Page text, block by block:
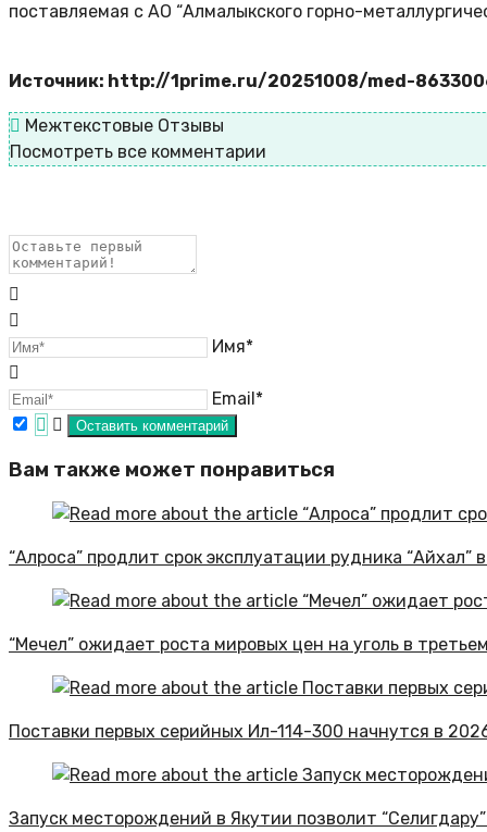
поставляемая с АО “Алмалыкского горно-
Источник: http://1prime.ru/20251008/med-
Межтекстовые Отзывы
Посмотреть все комментарии
Имя*
Email*
Вам также может понравиться
“Алроса” продлит срок эксплуатации рудника “Айхал”
“Мечел” ожидает роста мировых цен на уголь в
Поставки первых серийных Ил-114-300 начнутся в
Запуск месторождений в Якутии позволит